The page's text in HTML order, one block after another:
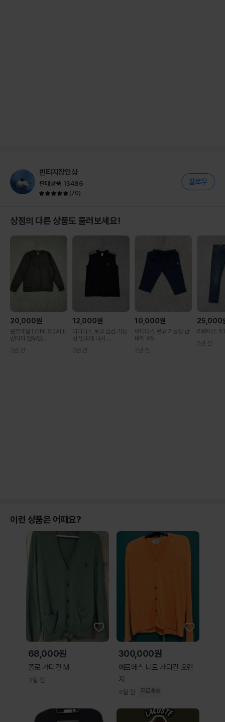
빈티지장인샵
판매상품 13486
(70)
상점의 다른 상품도 둘러보세요!
20,000원
론즈데일 LONESDALE
빈티지 맨투맨...
2년 전
12,000원
아디다스 로고 삼선 기능
성 민소매 나시 ...
2년 전
10,000원
아디다스 로고 기능성 반
바지 95
2년 전
25,000
리바이스
2년 전
이런 상품은 어때요?
68,000원
폴로 가디건 M
3일 전
300,000원
에르메스 니트 가디건 오렌
지
4일 전 무료배송